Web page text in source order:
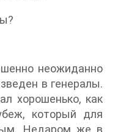
неожиданно
в генералы.
хорошенько, как
который для